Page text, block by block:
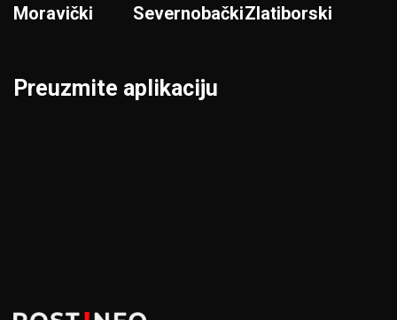
Moravički SevernobačkiZlatiborski
Preuzmite aplikaciju